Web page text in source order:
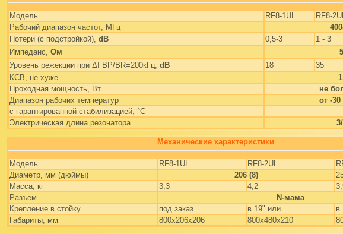
Модель RF8-1UL RF8-
Рабочий диапазон частот, МГц
Потери (с подстройкой), dB 0,5-3 1 - 3
Импеданс, Ом
Уровень режекции при Δf BP/BR=200кГц, dB 18 35
КСВ, не хуже
Проходная мощность, Вт
не
Диапазон рабочих температур
от -
с гарантированной стабилизацией, °С
Электрическая длина резонатора
Механические характеристики
Модель RF8-1UL RF8-2UL
Диаметр, мм (дюймы)
206 (8)
Масса, кг
3,3 4,2
Разъем
N-мама
Крепление в стойку
под заказ в 19" или
в
Габариты, мм
800х206х206 800x480x210